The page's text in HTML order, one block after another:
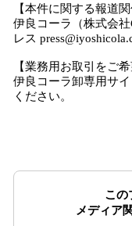
【本件に関する報道
伊良コーラ（株式会
レス
【業務用お取引をご希
伊良コーラ卸専用サイ
ください。
この
メディア